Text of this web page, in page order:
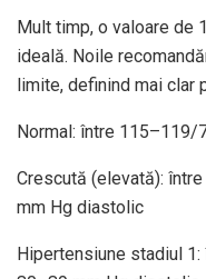
Mult timp, o valoare de
ideală. Noile
limite, definind mai clar
Normal: între 115–119/
Crescută (elevată):
mm Hg diastolic
Hipertensiune stadiul